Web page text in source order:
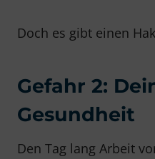
Doch es gibt einen
Gefahr 2:
Gesundheit
Den Tag lang Arbeit